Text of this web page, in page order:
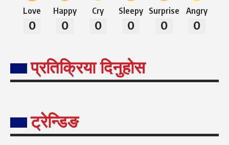
Love
0
Happy
0
Cry
0
Sleepy
0
Surprise
0
Angry
0
प्रतिक्रिया दिनुहोस
ट्रेन्डिङ